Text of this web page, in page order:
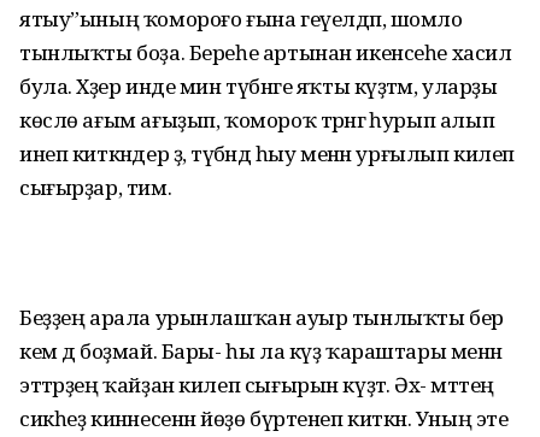
ятыу”ының ҡомороғо ғына геүелдәп, шомло
тынлыҡты боҙа. Береһе артынан икенсеһе хасил
була. Хәҙер инде мин түбәнге яҡты күҙәтәм, уларҙы
көслө ағым ағыҙып, ҡомороҡ тәрәнгә һурып алып
инеп киткәндер ҙә, түбәндә һыу менән урғылып килеп
сығырҙар, тим.
Беҙҙең арала урынлашҡан ауыр тынлыҡты бер
кем дә боҙмай. Бары- һы ла күҙ ҡараштары менән
эттәрҙең ҡайҙан килеп сығырын күҙәтә. Әх- мәттең
сикһеҙ кинәнесенән йөҙө бүртенеп киткән. Уның эте